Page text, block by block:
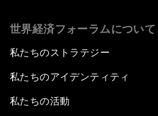
世界経済フォーラムについて
私たちのストラテジー
私たちのアイデンティティ
私たちの活動